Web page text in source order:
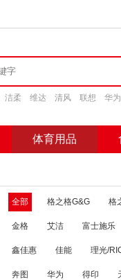
洁柔 维达 清风 联想 华为
体育用品
全部 格之格G&G 格
金格 艾洁 富士施乐
鑫佳惠 佳能 理光/
奔图 华为 得印